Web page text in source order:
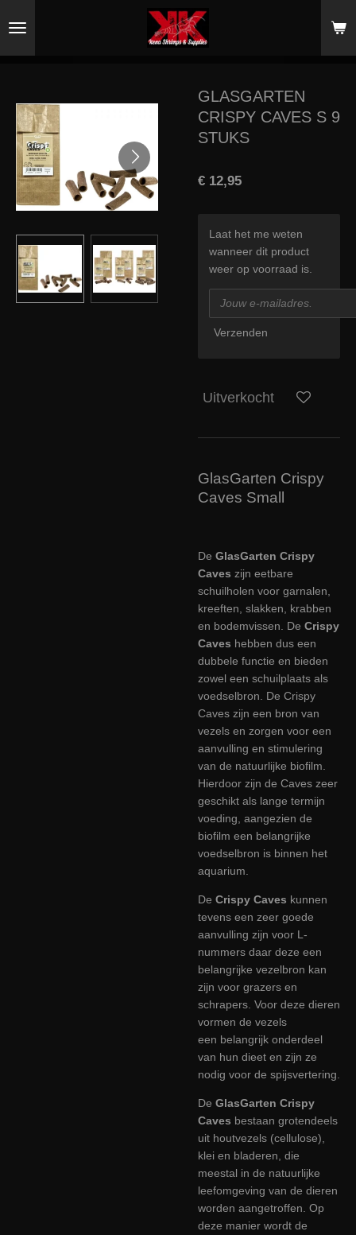
direct
GLASGARTEN
CRISPY CAVES S 9
STUKS
€ 12,95
Laat het me weten
wanneer dit product
weer op voorraad is.
Verzenden
Uitverkocht
GlasGarten Crispy
Caves Small
De GlasGarten Crispy
Caves zijn eetbare
schuilholen voor garnalen,
kreeften, slakken, krabben
en bodemvissen. De Crispy
Caves hebben dus een
dubbele functie en bieden
zowel een schuilplaats als
voedselbron. De Crispy
Caves zijn een bron van
vezels en zorgen voor een
aanvulling en stimulering
van de natuurlijke biofilm.
Hierdoor zijn de Caves zeer
geschikt als lange termijn
voeding, aangezien de
biofilm een belangrijke
voedselbron is binnen het
aquarium.
De Crispy Caves kunnen
tevens een zeer goede
aanvulling zijn voor L-
nummers daar deze een
belangrijke vezelbron kan
zijn voor grazers en
schrapers. Voor deze dieren
vormen de vezels
een belangrijk onderdeel
van hun dieet en zijn ze
nodig voor de spijsvertering.
De GlasGarten Crispy
Caves bestaan ​​grotendeels
uit houtvezels (cellulose),
klei en bladeren, die
meestal in de natuurlijke
leefomgeving van de dieren
worden aangetroffen. Op
deze manier wordt de